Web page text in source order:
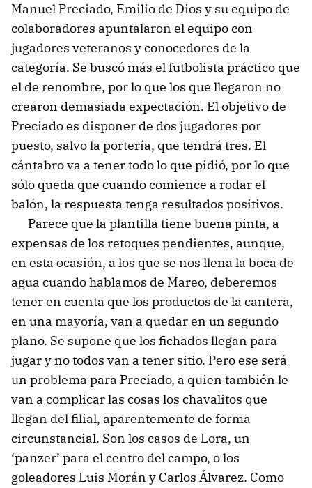
Manuel Preciado, Emilio de Dios y su equipo de
colaboradores apuntalaron el equipo con
jugadores veteranos y conocedores de la
categoría. Se buscó más el futbolista práctico que
el de renombre, por lo que los que llegaron no
crearon demasiada expectación. El objetivo de
Preciado es disponer de dos jugadores por
puesto, salvo la portería, que tendrá tres. El
cántabro va a tener todo lo que pidió, por lo que
sólo queda que cuando comience a rodar el
balón, la respuesta tenga resultados positivos.
Parece que la plantilla tiene buena pinta, a
expensas de los retoques pendientes, aunque,
en esta ocasión, a los que se nos llena la boca de
agua cuando hablamos de Mareo, deberemos
tener en cuenta que los productos de la cantera,
en una mayoría, van a quedar en un segundo
plano. Se supone que los fichados llegan para
jugar y no todos van a tener sitio. Pero ese será
un problema para Preciado, a quien también le
van a complicar las cosas los chavalitos que
llegan del filial, aparentemente de forma
circunstancial. Son los casos de Lora, un
‘panzer’ para el centro del campo, o los
goleadores Luis Morán y Carlos Álvarez. Como